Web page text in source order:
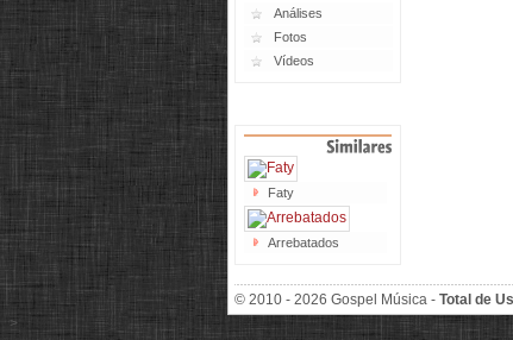
Análises
Fotos
Vídeos
Faty
Arrebatados
© 2010 - 2026 Gospel Música - Total de
>